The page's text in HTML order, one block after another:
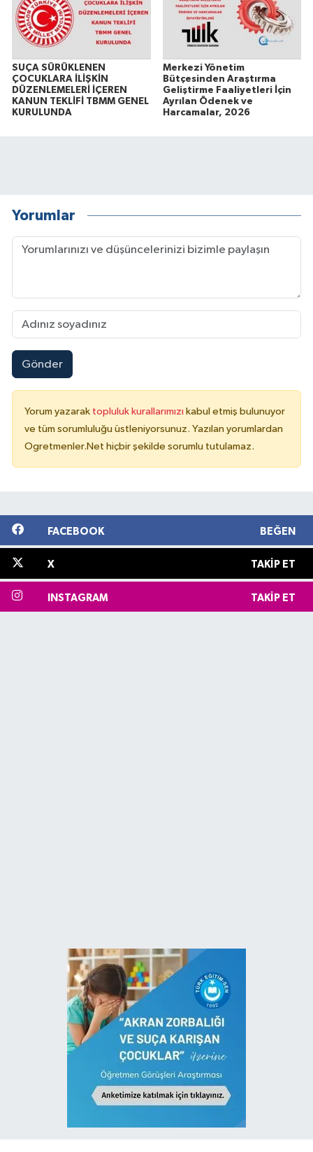
SUÇA SÜRÜKLENEN
ÇOCUKLARA İLİŞKİN
DÜZENLEMELERİ İÇEREN
KANUN TEKLİFİ TBMM GENEL
KURULUNDA
Merkezi Yönetim
Bütçesinden Araştırma
Geliştirme Faaliyetleri İçin
Ayrılan Ödenek ve
Harcamalar, 2026
Yorumlar
Gönder
Yorum yazarak topluluk kurallarımızı kabul etmiş bulunuyor
ve tüm sorumluluğu üstleniyorsunuz. Yazılan yorumlardan
Ogretmenler.Net hiçbir şekilde sorumlu tutulamaz.
FACEBOOK BEĞEN
X TAKIP ET
INSTAGRAM TAKIP ET